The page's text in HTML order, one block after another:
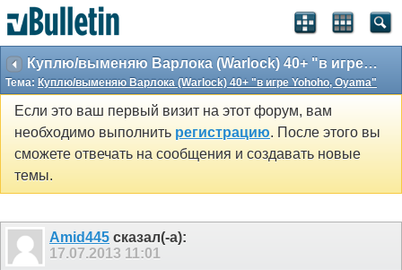
Куплю/выменяю Варлока (Warlock) 40+ "в игре Yohoho, Oyama"
Тема: Куплю/выменяю Варлока (Warlock) 40+ "в игре Yohoho, Oyama"
Если это ваш первый визит на этот форум, вам
необходимо выполнить регистрацию. После этого вы
сможете отвечать на сообщения и создавать новые
темы.
Amid445 сказал(-а):
17.07.2013 11:01